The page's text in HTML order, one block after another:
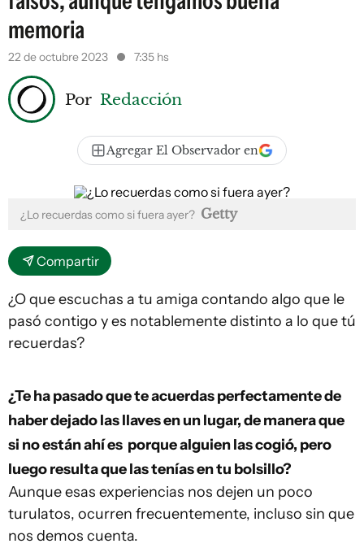
memoria
22 de octubre 2023 7:35 hs
Por Redacción
Agregar El Observador en
¿Lo recuerdas como si fuera ayer? Getty
Compartir
¿O que escuchas a tu amiga contando algo que le
pasó contigo y es notablemente distinto a lo que tú
recuerdas?
¿Te ha pasado que te acuerdas perfectamente de
haber dejado las llaves en un lugar, de manera que
si no están ahí es porque alguien las cogió, pero
luego resulta que las tenías en tu bolsillo?
Aunque esas experiencias nos dejen un poco
turulatos, ocurren frecuentemente, incluso sin que
nos demos cuenta.